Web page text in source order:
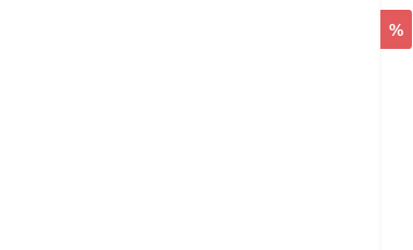
%